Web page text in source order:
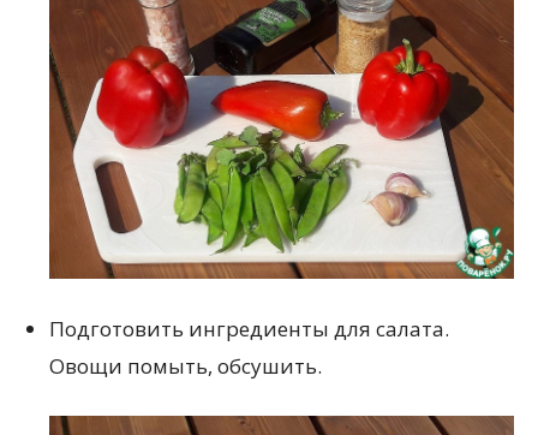
Подготовить ингредиенты для салата.
Овощи помыть, обсушить.